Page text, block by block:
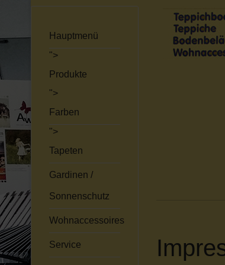
Hauptmenü
">
Produkte
">
Farben
">
Tapeten
Gardinen /
Sonnenschutz
Wohnaccessoires
Service